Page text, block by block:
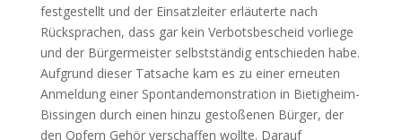
festgestellt und der Einsatzleiter erläuterte nach
Rücksprachen, dass gar kein Verbotsbescheid vorliege
und der Bürgermeister selbstständig entschieden habe.
Aufgrund dieser Tatsache kam es zu einer erneuten
Anmeldung einer Spontandemonstration in Bietigheim-
Bissingen durch einen hinzu gestoßenen Bürger, der
den Opfern Gehör verschaffen wollte. Darauf